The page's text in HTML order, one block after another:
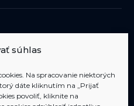
súhlas
Na spracovanie niektorých
dáte kliknutím na „Prijať
povoliť, kliknite na